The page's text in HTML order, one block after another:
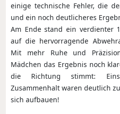
einige technische Fehler, die
und ein noch deutlicheres
Am Ende stand ein verdienter
auf die hervorragende
Mit mehr Ruhe und
Mädchen das Ergebnis noch
die Richtung stimmt:
Zusammenhalt waren deutlich
sich aufbauen!